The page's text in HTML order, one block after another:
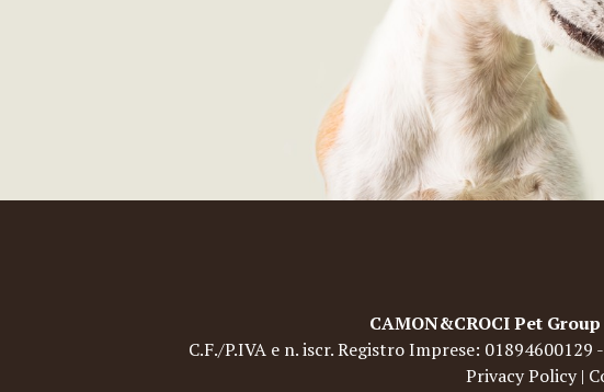
CAMON&CROCI Pet Group
C.F./P.IVA e n. iscr. Registro Imprese:
Privacy Policy|